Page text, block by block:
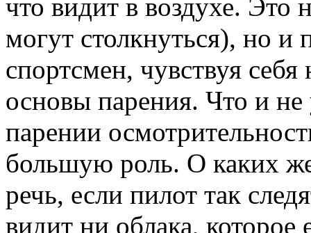
что видит в воздухе. Это
могут столкнуться), но и
спортсмен, чувствуя
основы парения. Что и не
парении
большую роль. О каких
речь, если пилот так
видит ни облака,